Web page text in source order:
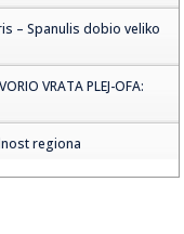
– Spanulis dobio veliko
VRATA PLEJ-OFA:
regiona